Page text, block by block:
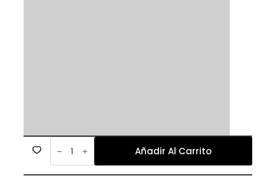
730
cantidad Añadir Al Carrito